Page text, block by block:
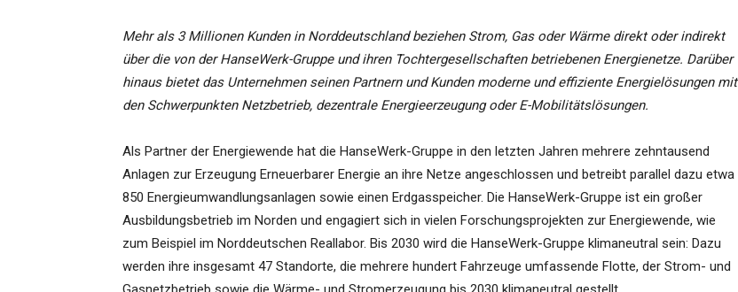
Mehr als 3 Millionen Kunden in Norddeutschland beziehen Strom, Gas oder Wärme direkt oder indirekt
über die von der HanseWerk-Gruppe und ihren Tochtergesellschaften betriebenen Energienetze. Darüber
hinaus bietet das Unternehmen seinen Partnern und Kunden moderne und effiziente Energielösungen mit
den Schwerpunkten Netzbetrieb, dezentrale Energieerzeugung oder E-Mobilitätslösungen.
Als Partner der Energiewende hat die HanseWerk-Gruppe in den letzten Jahren mehrere zehntausend
Anlagen zur Erzeugung Erneuerbarer Energie an ihre Netze angeschlossen und betreibt parallel dazu etwa
850 Energieumwandlungsanlagen sowie einen Erdgasspeicher. Die HanseWerk-Gruppe ist ein großer
Ausbildungsbetrieb im Norden und engagiert sich in vielen Forschungsprojekten zur Energiewende, wie
zum Beispiel im Norddeutschen Reallabor. Bis 2030 wird die HanseWerk-Gruppe klimaneutral sein: Dazu
werden ihre insgesamt 47 Standorte, die mehrere hundert Fahrzeuge umfassende Flotte, der Strom- und